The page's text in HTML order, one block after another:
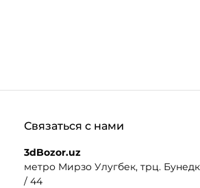
Связаться с нами
3dBozor.uz
метро Мирзо Улугбек, трц.
/ 44